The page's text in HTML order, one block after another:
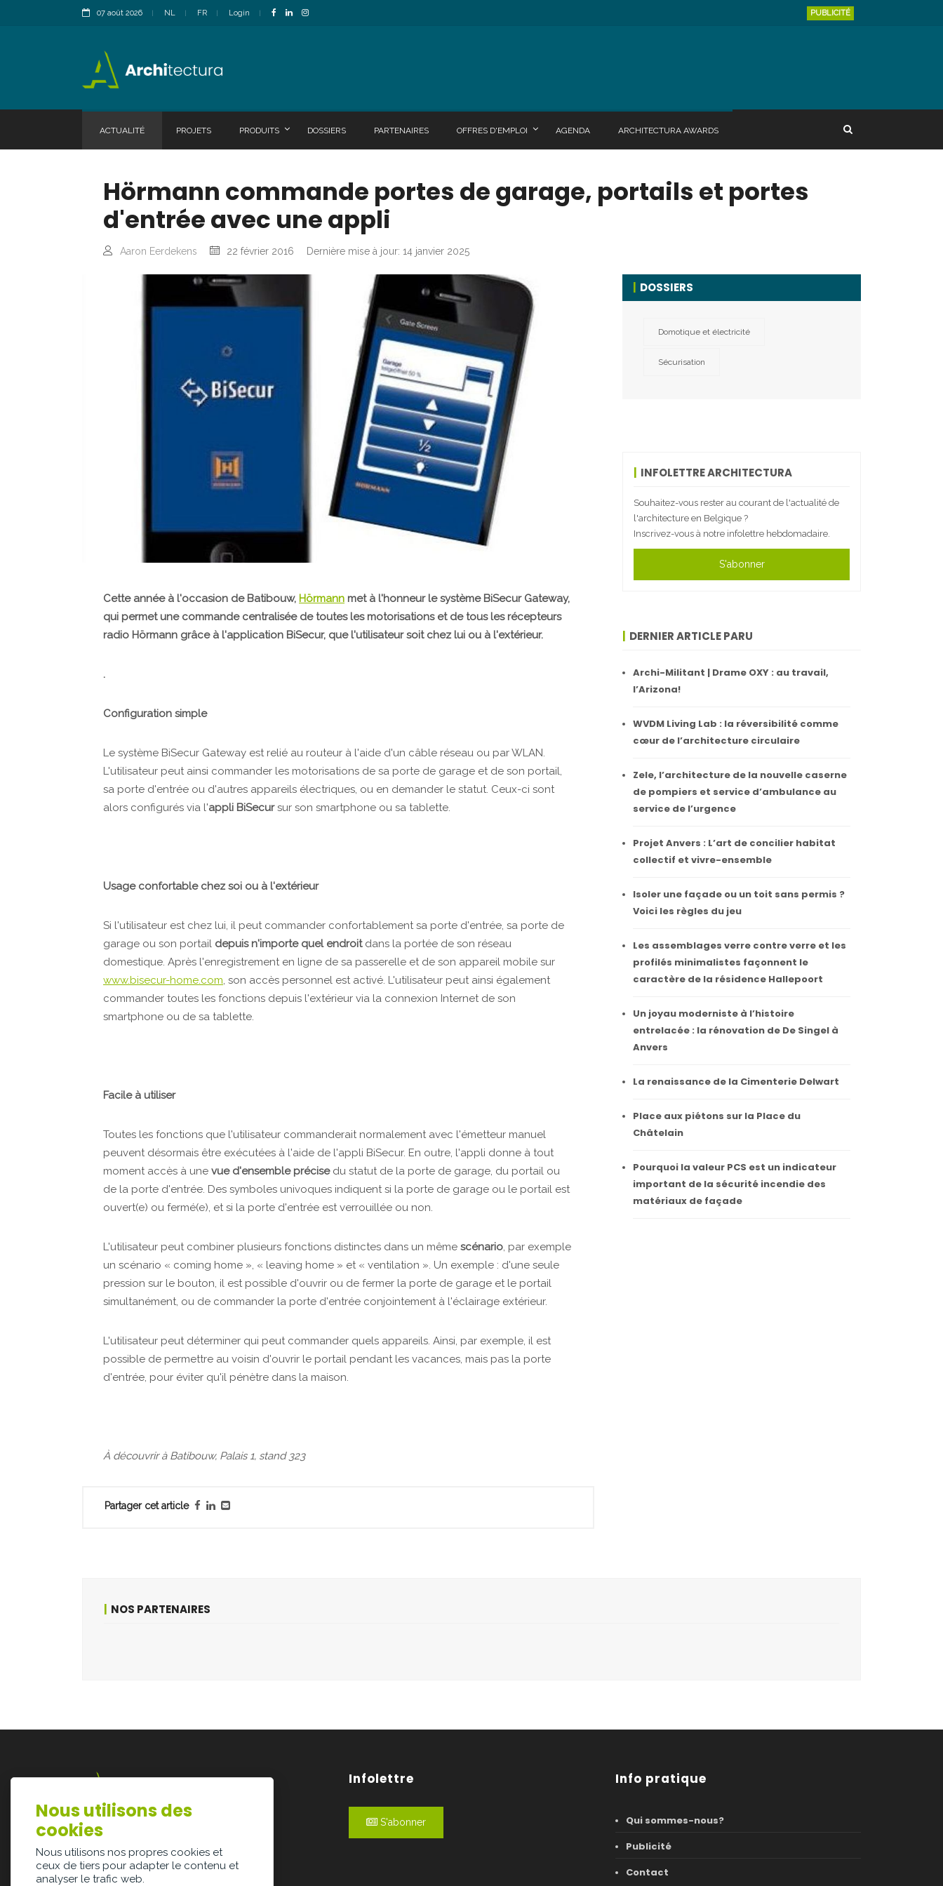
07 août 2026 NL FR Login PUBLICITÉ
ACTUALITÉ PROJETS PRODUITS DOSSIERS PARTENAIRES OFFRES D'EMPLOI AGENDA ARCHITECTURA AWARDS
Hörmann commande portes de garage, portails et portes
d'entrée avec une appli
Aaron Eerdekens 22 février 2016 Dernière mise à jour: 14 janvier 2025
Cette année à l'occasion de Batibouw, Hörmann met à l'honneur le système BiSecur Gateway,
qui permet une commande centralisée de toutes les motorisations et de tous les récepteurs
radio Hörmann grâce à l'application BiSecur, que l'utilisateur soit chez lui ou à l'extérieur.
.
Configuration simple
Le système BiSecur Gateway est relié au routeur à l'aide d'un câble réseau ou par WLAN.
L'utilisateur peut ainsi commander les motorisations de sa porte de garage et de son portail,
sa porte d'entrée ou d'autres appareils électriques, ou en demander le statut. Ceux-ci sont
alors configurés via l'appli BiSecursur son smartphone ou sa tablette.
Usage confortable chez soi ou à l'extérieur
Si l'utilisateur est chez lui, il peut commander confortablement sa porte d'entrée, sa porte de
garage ou son portail depuis n'importe quel endroitdans la portée de son réseau
domestique. Après l'enregistrement en ligne de sa passerelle et de son appareil mobile sur
www.bisecur-home.com, son accès personnel est activé. L'utilisateur peut ainsi également
commander toutes les fonctions depuis l'extérieur via la connexion Internet de son
smartphone ou de sa tablette.
Facile à utiliser
Toutes les fonctions que l'utilisateur commanderait normalement avec l'émetteur manuel
peuvent désormais être exécutées à l'aide de l'appli BiSecur. En outre, l'appli donne à tout
moment accès à une vue d'ensemble précise du statut de la porte de garage, du portail ou
de la porte d'entrée. Des symboles univoques indiquent si la porte de garage ou le portail est
ouvert(e) ou fermé(e), et si la porte d'entrée est verrouillée ou non.
L'utilisateur peut combiner plusieurs fonctions distinctes dans un même scénario, par exemple
un scénario « coming home », « leaving home » et « ventilation ». Un exemple : d'une seule
pression sur le bouton, il est possible d'ouvrir ou de fermer la porte de garage et le portail
simultanément, ou de commander la porte d'entrée conjointement à l'éclairage extérieur.
L'utilisateur peut déterminer qui peut commander quels appareils. Ainsi, par exemple, il est
possible de permettre au voisin d'ouvrir le portail pendant les vacances, mais pas la porte
d'entrée, pour éviter qu'il pénètre dans la maison.
À découvrir à Batibouw, Palais 1, stand 323
Partager cet article
DOSSIERS
Domotique et électricité
Sécurisation
INFOLETTRE ARCHITECTURA
Souhaitez-vous rester au courant de l'actualité de
l'architecture en Belgique ?
Inscrivez-vous à notre infolettre hebdomadaire.
S'abonner
DERNIER ARTICLE PARU
Archi-Militant | Drame OXY : au travail,
l’Arizona!
WVDM Living Lab : la réversibilité comme
cœur de l’architecture circulaire
Zele, l’architecture de la nouvelle caserne
de pompiers et service d’ambulance au
service de l’urgence
Projet Anvers : L’art de concilier habitat
collectif et vivre-ensemble
Isoler une façade ou un toit sans permis ?
Voici les règles du jeu
Les assemblages verre contre verre et les
profilés minimalistes façonnent le
caractère de la résidence Hallepoort
Un joyau moderniste à l’histoire
entrelacée : la rénovation de De Singel à
Anvers
La renaissance de la Cimenterie Delwart
Place aux piétons sur la Place du
Châtelain
Pourquoi la valeur PCS est un indicateur
important de la sécurité incendie des
matériaux de façade
NOS PARTENAIRES
Lazarijstraat 168
3500 Hasselt
Infolettre
S'abonner
Info pratique
Qui sommes-nous?
Publicité
Contact
Nous utilisons des
cookies
Nous utilisons nos propres cookies et
ceux de tiers pour adapter le contenu et
analyser le trafic web.